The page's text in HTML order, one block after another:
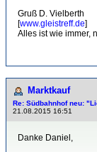
Gruß D. Vielberth
[www.gleistreff.de]
Alles ist wie immer,
Marktkauf
Re: Südbahnhof neu:
21.08.2015 16:51
Danke Daniel,